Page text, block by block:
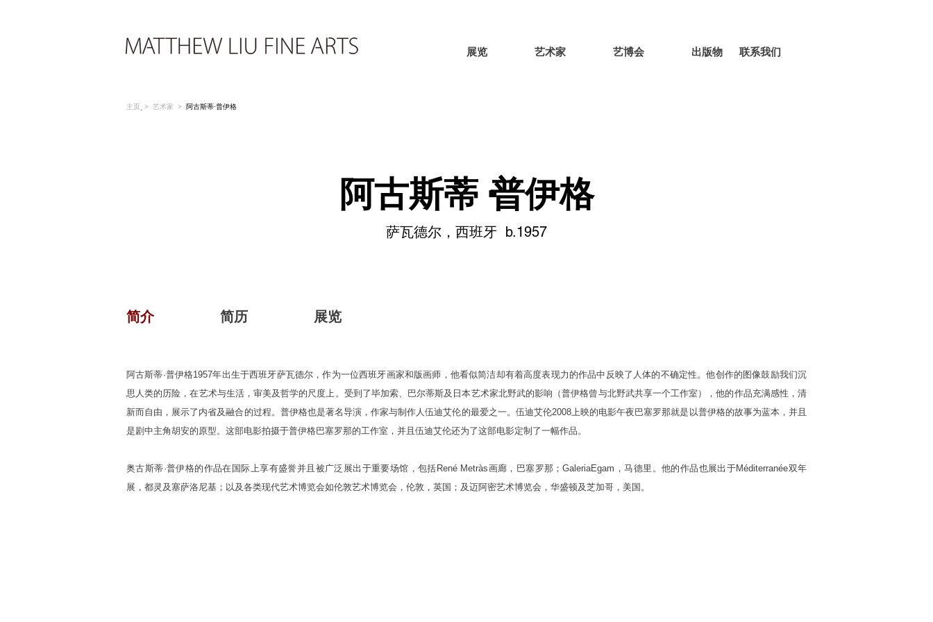
展览 艺术家 艺博会 出版物 联系我们
主页 > 艺术家 > 阿古斯蒂·普伊格
阿古斯蒂·普伊格
萨瓦德尔，西班牙 b.1957
简介 简历 展览
阿古斯蒂·普伊格1957年出生于西班牙萨瓦德尔，作为一位西班牙画家和版画师，他看似简洁却有着高度表现力的作品中反映了人体的不确定性。他创作的图像鼓励我们沉
思人类的历险，在艺术与生活，审美及哲学的尺度上。受到了毕加索、巴尔蒂斯及日本艺术家北野武的影响（普伊格曾与北野武共享一个工作室），他的作品充满感性，清
新而自由，展示了内省及融合的过程。普伊格也是著名导演，作家与制作人伍迪艾伦的最爱之一。伍迪艾伦2008上映的电影午夜巴塞罗那就是以普伊格的故事为蓝本，并且
是剧中主角胡安的原型。这部电影拍摄于普伊格巴塞罗那的工作室，并且伍迪艾伦还为了这部电影定制了一幅作品。
奥古斯蒂·普伊格的作品在国际上享有盛誉并且被广泛展出于重要场馆，包括René Metràs画廊，巴塞罗那；GaleriaEgam，马德里。他的作品也展出于Méditerranée双年
展，都灵及塞萨洛尼基；以及各类现代艺术博览会如伦敦艺术博览会，伦敦，英国；及迈阿密艺术博览会，华盛顿及芝加哥，美国。